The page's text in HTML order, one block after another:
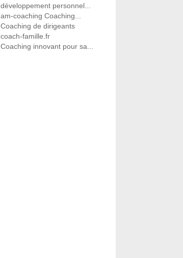
développement personnel...
am-coaching Coaching...
Coaching de dirigeants
coach-famille.fr
Coaching innovant pour sa...